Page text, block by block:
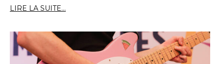
LIRE LA SUITE...